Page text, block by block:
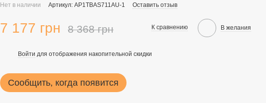
Нет в наличии Артикул: AP1TBAS711AU-1 Оставить отзыв
7 177 грн 8 368 грн К сравнению В желания
Войти для отображения накопительной скидки
Сообщить, когда появится